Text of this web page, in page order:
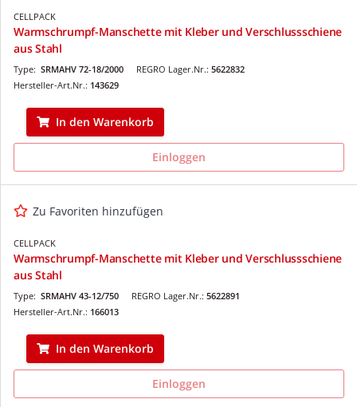
CELLPACK
Warmschrumpf-Manschette mit Kleber und Verschlussschiene
aus Stahl
REGRO Lager.Nr.: 5622832
Type: SRMAHV 72-18/2000
Hersteller-Art.Nr.: 143629
In den Warenkorb
Einloggen
Zu Favoriten hinzufügen
CELLPACK
Warmschrumpf-Manschette mit Kleber und Verschlussschiene
aus Stahl
REGRO Lager.Nr.: 5622891
Type: SRMAHV 43-12/750
Hersteller-Art.Nr.: 166013
In den Warenkorb
Einloggen